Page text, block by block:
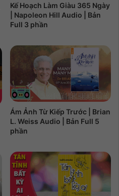
Kế Hoạch Làm Giàu 365 Ngày
| Napoleon Hill Audio | Bản
Full 3 phần
Ám Ảnh Từ Kiếp Trước | Brian
L. Weiss Audio | Bản Full 5
phần